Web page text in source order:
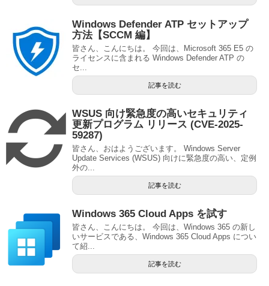
Windows Defender ATP セットアップ
方法【SCCM 編】
皆さん、こんにちは。 今回は、Microsoft 365 E5 の
ライセンスに含まれる Windows Defender ATP の
セ...
記事を読む
WSUS 向け緊急度の高いセキュリティ
更新プログラム リリース (CVE-2025-
59287)
皆さん、おはようございます。 Windows Server
Update Services (WSUS) 向けに緊急度の高い、定例
外の...
記事を読む
Windows 365 Cloud Apps を試す
皆さん、こんにちは。 今回は、Windows 365 の新し
いサービスである、Windows 365 Cloud Apps につい
て紹...
記事を読む